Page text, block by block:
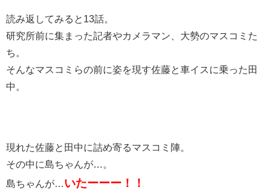
読み返してみると13話。
研究所前に集まった記者やカメラマン、大勢のマスコミた
ち。
そんなマスコミらの前に姿を現す佐藤と車イスに乗った田
中。
現れた佐藤と田中に詰め寄るマスコミ陣。
その中に島ちゃんが…。
島ちゃんが…いたーーー！！